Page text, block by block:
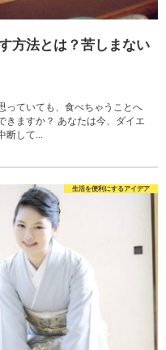
方法とは？苦しまない
っていても、食べちゃうことへ
きますか？ あなたは今、ダイエ
断して...
生活を便利にするアイデア